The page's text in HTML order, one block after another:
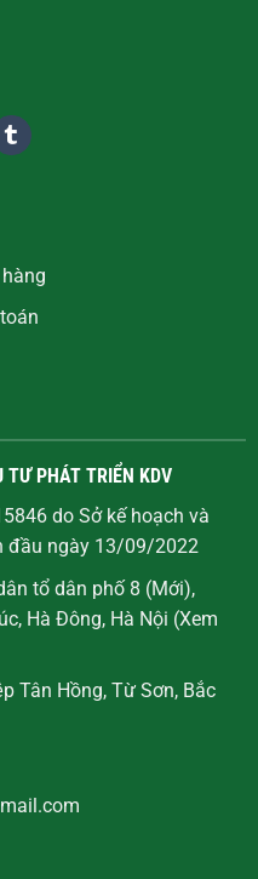
TƯ PHÁT TRIỂN KDV
do Sở kế hoạch và
đầu ngày 13/09/2022
tổ dân phố 8 (Mới),
Hà Đông, Hà Nội (Xem
Tân Hồng, Từ Sơn, Bắc